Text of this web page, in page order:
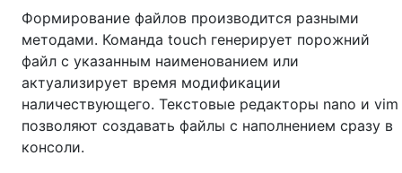
Формирование файлов производится разными
методами. Команда touch генерирует порожний
файл с указанным наименованием или
актуализирует время модификации
наличествующего. Текстовые редакторы nano и vim
позволяют создавать файлы с наполнением сразу в
консоли.